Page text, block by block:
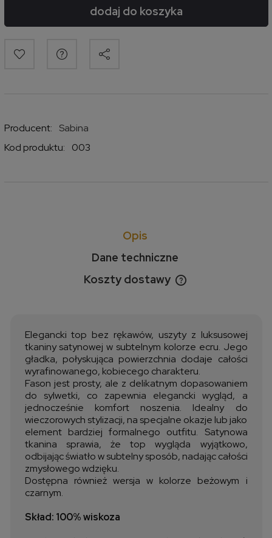
dodaj do koszyka
Producent:
Sabina
Kod produktu:
003
Opis
Dane techniczne
Koszty dostawy
Cena nie zawiera ewentualnych kosztów płatności
Elegancki top bez rękawów, uszyty z luksusowej
tkaniny satynowej w subtelnym kolorze ecru. Jego
gładka, połyskująca powierzchnia dodaje całości
wyrafinowanego, kobiecego charakteru.
Fason jest prosty, ale z delikatnym dopasowaniem
do sylwetki, co zapewnia elegancki wygląd, a
jednocześnie komfort noszenia. Idealny do
wieczorowych stylizacji, na specjalne okazje lub jako
element bardziej formalnego outfitu. Satynowa
tkanina sprawia, że top wygląda wyjątkowo,
odbijając światło w subtelny sposób, nadając całości
zmysłowego wdzięku.
Dostępna również wersja w kolorze beżowym i
czarnym.
Skład: 100% wiskoza